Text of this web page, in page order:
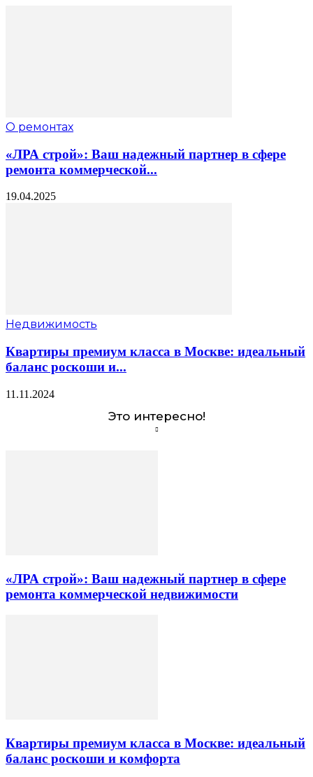
О ремонтах
«ЛРА строй»: Ваш надежный партнер в сфере
ремонта коммерческой...
19.04.2025
Недвижимость
Квартиры премиум класса в Москве: идеальный
баланс роскоши и...
11.11.2024
Это интересно!
«ЛРА строй»: Ваш надежный партнер в сфере
ремонта коммерческой недвижимости
Квартиры премиум класса в Москве: идеальный
баланс роскоши и комфорта